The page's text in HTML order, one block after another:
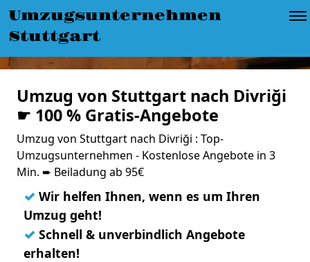
Umzugsunternehmen
Stuttgart
Umzug von Stuttgart nach Divriği
☛ 100 % Gratis-Angebote
Umzug von Stuttgart nach Divriği : Top-
Umzugsunternehmen - Kostenlose Angebote in 3
Min. ➨ Beiladung ab 95€
✓ Wir helfen Ihnen, wenn es um Ihren
Umzug geht!
✓ Schnell & unverbindlich Angebote
erhalten!